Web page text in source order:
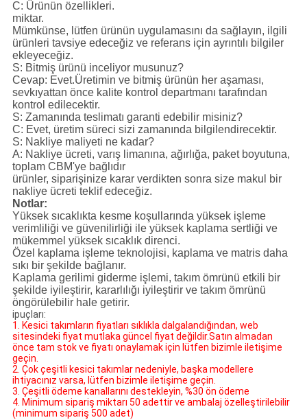
C: Ürünün özellikleri.
miktar.
Mümkünse, lütfen ürünün uygulamasını da sağlayın, ilgili
ürünleri tavsiye edeceğiz ve referans için ayrıntılı bilgiler
ekleyeceğiz.
S: Bitmiş ürünü inceliyor musunuz?
Cevap: Evet.Üretimin ve bitmiş ürünün her aşaması,
sevkıyattan önce kalite kontrol departmanı tarafından
kontrol edilecektir.
S: Zamanında teslimatı garanti edebilir misiniz?
C: Evet, üretim süreci sizi zamanında bilgilendirecektir.
S: Nakliye maliyeti ne kadar?
A: Nakliye ücreti, varış limanına, ağırlığa, paket boyutuna,
toplam CBM'ye bağlıdır
ürünler, siparişinize karar verdikten sonra size makul bir
nakliye ücreti teklif edeceğiz.
Notlar:
Yüksek sıcaklıkta kesme koşullarında yüksek işleme
verimliliği ve güvenilirliği ile yüksek kaplama sertliği ve
mükemmel yüksek sıcaklık direnci.
Özel kaplama işleme teknolojisi, kaplama ve matris daha
sıkı bir şekilde bağlanır.
Kaplama gerilimi giderme işlemi, takım ömrünü etkili bir
şekilde iyileştirir, kararlılığı iyileştirir ve takım ömrünü
öngörülebilir hale getirir.
ipuçları:
1. Kesici takımların fiyatları sıklıkla dalgalandığından, web
sitesindeki fiyat mutlaka güncel fiyat değildir.Satın almadan
önce tam stok ve fiyatı onaylamak için lütfen bizimle iletişime
geçin.
2. Çok çeşitli kesici takımlar nedeniyle, başka modellere
ihtiyacınız varsa, lütfen bizimle iletişime geçin.
3. Çeşitli ödeme kanallarını destekleyin, %30 ön ödeme
4. Minimum sipariş miktarı 50 adettir ve ambalaj özelleştirilebilir
(minimum sipariş 500 adet)